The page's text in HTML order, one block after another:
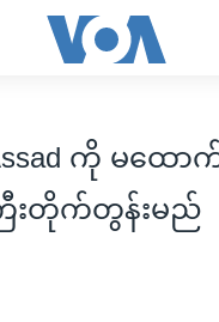
ကို မထော
းတိုက်တွန်းမည်